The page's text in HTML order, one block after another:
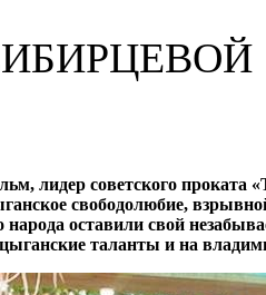
лидер советского проката
свободолюбие,
оставили свой
таланты и на